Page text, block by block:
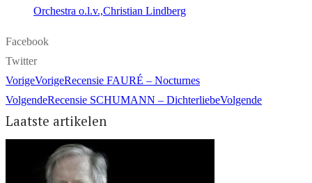
Orchestra o.l.v.,Christian Lindberg
Facebook
Twitter
VorigeVorigeRecensie FAURÉ – Nocturnes
VolgendeRecensie SCHUMANN – DichterliebeVolgende
Laatste artikelen